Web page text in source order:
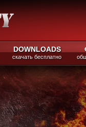
DOWNLOADS
скачать бесплатно